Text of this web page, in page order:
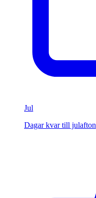
Jul
Dagar kvar till julafton